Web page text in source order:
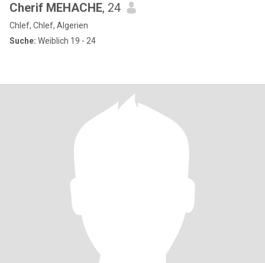
Cherif MEHACHE, 24
Chlef, Chlef, Algerien
Suche: Weiblich 19 - 24